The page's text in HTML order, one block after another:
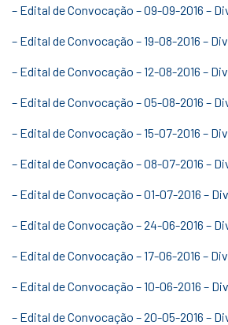
– Edital de Convocação – 09-09-2016 –
– Edital de Convocação – 19-08-2016 –
– Edital de Convocação – 12-08-2016 –
– Edital de Convocação – 05-08-2016 –
– Edital de Convocação – 15-07-2016 –
– Edital de Convocação – 08-07-2016 –
– Edital de Convocação – 01-07-2016 –
– Edital de Convocação – 24-06-2016 –
– Edital de Convocação – 17-06-2016 –
– Edital de Convocação – 10-06-2016 –
– Edital de Convocação – 20-05-2016 –